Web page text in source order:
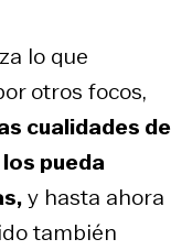
lo que
otros focos,
cualidades de
pueda
y hasta ahora
también